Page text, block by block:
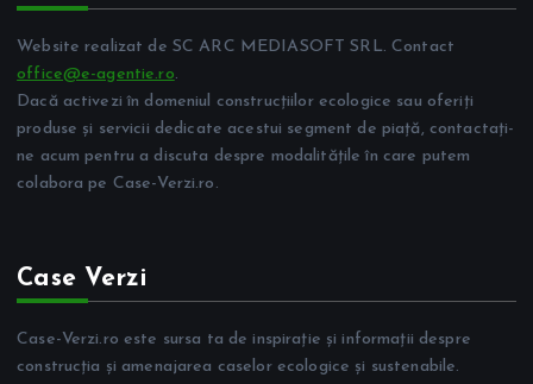
Website realizat de SC ARC MEDIASOFT SRL. Contact
office@e-agentie.ro.
Dacă activezi în domeniul construcțiilor ecologice sau oferiți
produse și servicii dedicate acestui segment de piață, contactați-
ne acum pentru a discuta despre modalitățile în care putem
colabora pe Case-Verzi.ro.
Case Verzi
Case-Verzi.ro este sursa ta de inspirație și informații despre
construcția și amenajarea caselor ecologice și sustenabile.